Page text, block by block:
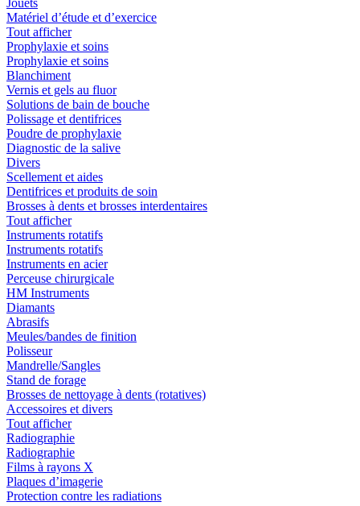
Jouets
Matériel d’étude et d’exercice
Tout afficher
Prophylaxie et soins
Prophylaxie et soins
Blanchiment
Vernis et gels au fluor
Solutions de bain de bouche
Polissage et dentifrices
Poudre de prophylaxie
Diagnostic de la salive
Divers
Scellement et aides
Dentifrices et produits de soin
Brosses à dents et brosses interdentaires
Tout afficher
Instruments rotatifs
Instruments rotatifs
Instruments en acier
Perceuse chirurgicale
HM Instruments
Diamants
Abrasifs
Meules/bandes de finition
Polisseur
Mandrelle/Sangles
Stand de forage
Brosses de nettoyage à dents (rotatives)
Accessoires et divers
Tout afficher
Radiographie
Radiographie
Films à rayons X
Plaques d’imagerie
Protection contre les radiations